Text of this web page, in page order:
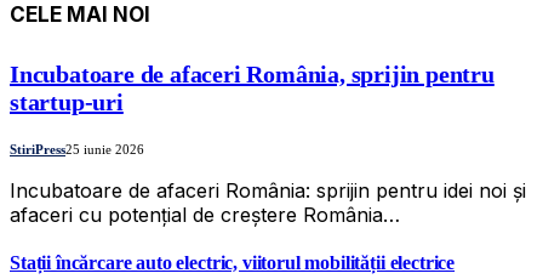
CELE MAI NOI
Incubatoare de afaceri România, sprijin pentru
startup-uri
StiriPress25 iunie 2026
Incubatoare de afaceri România: sprijin pentru idei noi și
afaceri cu potențial de creștere România…
Stații încărcare auto electric, viitorul mobilității electrice